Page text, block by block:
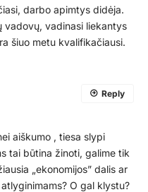
darbo apimtys didėja.
vadovų, vadinasi liekantys
šiuo metu kvalifikačiausi.
aiškumo , tiesa slypi
tai būtina žinoti, galime tik
„ekonomijos” dalis ar
O gal klystu?
Reply